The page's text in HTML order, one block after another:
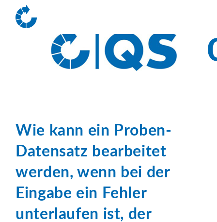
Wie kann ein Proben-
Datensatz bearbeitet
werden, wenn bei der
Eingabe ein Fehler
unterlaufen ist, der